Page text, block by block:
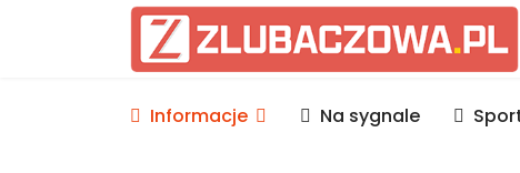
Informacje Lubaczów,
Informacje Na sygnale